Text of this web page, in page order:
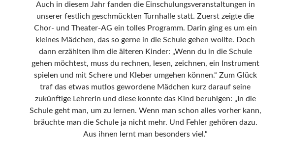
Auch in diesem Jahr fanden die Einschulungsveranstaltungen in
unserer festlich geschmückten Turnhalle statt. Zuerst zeigte die
Chor- und Theater-AG ein tolles Programm. Darin ging es um ein
kleines Mädchen, das so gerne in die Schule gehen wollte. Doch
dann erzählten ihm die älteren Kinder: „Wenn du in die Schule
gehen möchtest, muss du rechnen, lesen, zeichnen, ein Instrument
spielen und mit Schere und Kleber umgehen können.“ Zum Glück
traf das etwas mutlos gewordene Mädchen kurz darauf seine
zukünftige Lehrerin und diese konnte das Kind beruhigen: „In die
Schule geht man, um zu lernen. Wenn man schon alles vorher kann,
bräuchte man die Schule ja nicht mehr. Und Fehler gehören dazu.
Aus ihnen lernt man besonders viel.“